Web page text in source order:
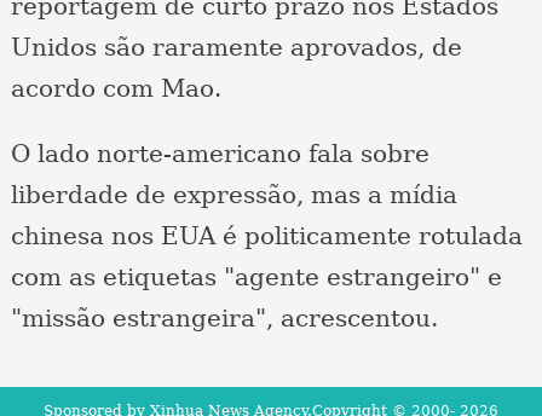
reportagem de curto prazo nos Estados
Unidos são raramente aprovados, de
acordo com Mao.
O lado norte-americano fala sobre
liberdade de expressão, mas a mídia
chinesa nos EUA é politicamente rotulada
com as etiquetas "agente estrangeiro" e
"missão estrangeira", acrescentou.
Sponsored by Xinhua News Agency.Copyright © 2000- 2026